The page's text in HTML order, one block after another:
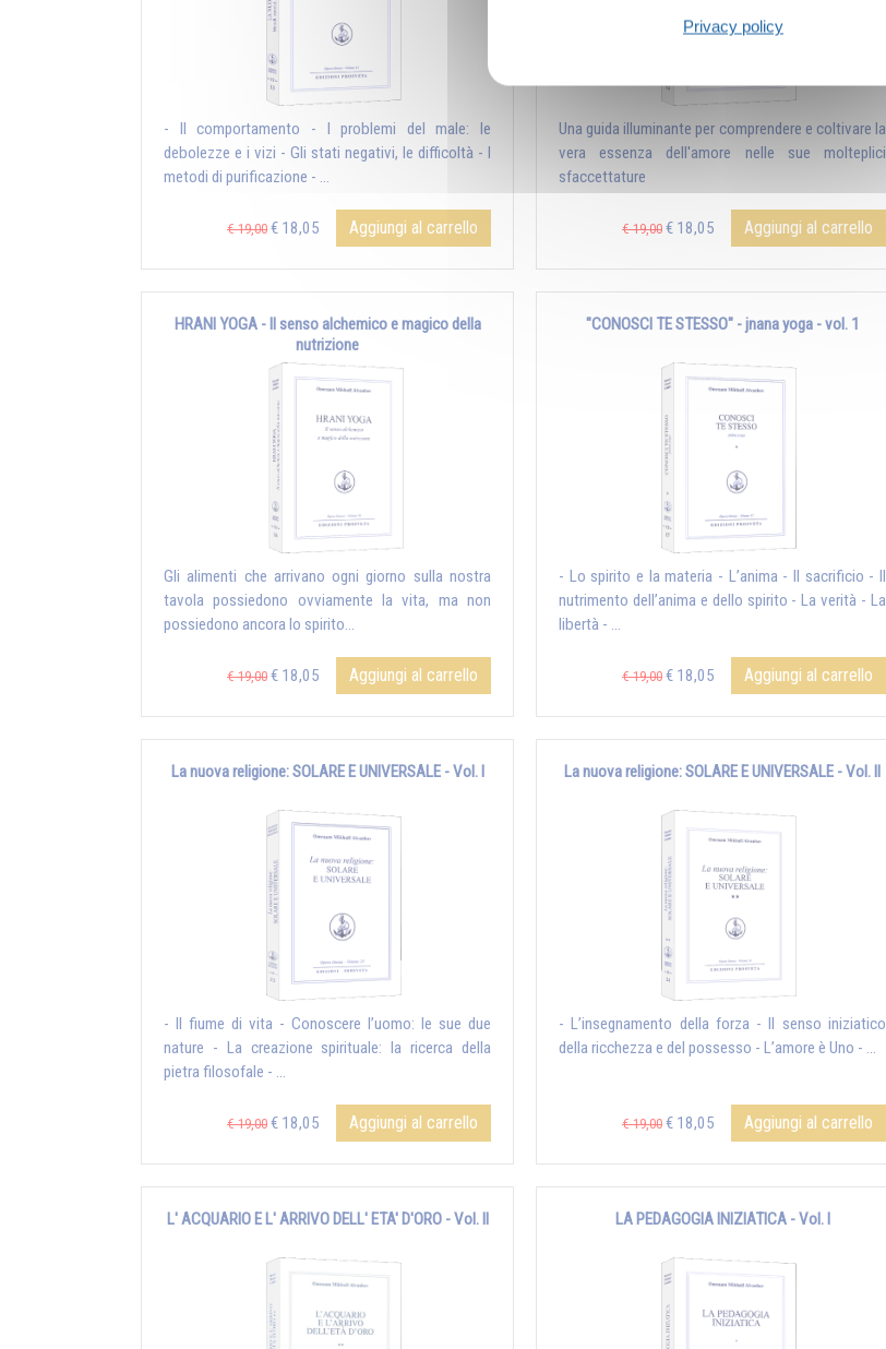
- Il comportamento - I problemi del male: le
debolezze e i vizi - Gli stati negativi, le difficoltà - I
metodi di purificazione - ...
€ 19,00 € 18,05 Aggiungi al carrello
Una guida illuminante per comprendere e coltivare la
vera essenza dell'amore nelle sue molteplici
sfaccettature
€ 19,00 € 18,05 Aggiungi al carrello
HRANI YOGA - Il senso alchemico e magico della
nutrizione
Gli alimenti che arrivano ogni giorno sulla nostra
tavola possiedono ovviamente la vita, ma non
possiedono ancora lo spirito...
€ 19,00 € 18,05 Aggiungi al carrello
"CONOSCI TE STESSO" - jnana yoga - vol. 1
- Lo spirito e la materia - L’anima - Il sacrificio - Il
nutrimento dell’anima e dello spirito - La verità - La
libertà - ...
€ 19,00 € 18,05 Aggiungi al carrello
La nuova religione: SOLARE E UNIVERSALE - Vol. I
- Il fiume di vita - Conoscere l’uomo: le sue due
nature - La creazione spirituale: la ricerca della
pietra filosofale - ...
€ 19,00 € 18,05 Aggiungi al carrello
La nuova religione: SOLARE E UNIVERSALE - Vol. II
- L’insegnamento della forza - Il senso iniziatico
della ricchezza e del possesso - L’amore è Uno - ...
€ 19,00 € 18,05 Aggiungi al carrello
L' ACQUARIO E L' ARRIVO DELL' ETA' D'ORO - Vol. II LA PEDAGOGIA INIZIATICA - Vol. I
Privacy policy